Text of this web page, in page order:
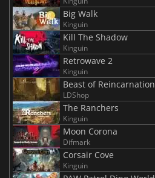
Big Walk
Kinguin
Kill The Shadow
Kinguin
Retrowave 2
Kinguin
Beast of Reincarnation
LDShop
The Ranchers
Kinguin
Moon Corona
Difmark
Corsair Cove
Kinguin